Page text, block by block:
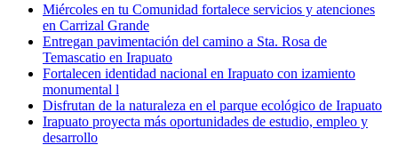
Miércoles en tu Comunidad fortalece servicios y atenciones
en Carrizal Grande
Entregan pavimentación del camino a Sta. Rosa de
Temascatio en Irapuato
Fortalecen identidad nacional en Irapuato con izamiento
monumental l
Disfrutan de la naturaleza en el parque ecológico de Irapuato
Irapuato proyecta más oportunidades de estudio, empleo y
desarrollo